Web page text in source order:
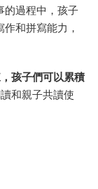
的過程中，孩子
和拼寫能力，
孩子們可以累積
和親子共讀使